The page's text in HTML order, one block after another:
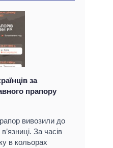
за
прапору
вивозили до
За часів
в кольорах